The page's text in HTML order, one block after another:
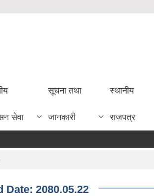
सेवा
सूचना तथा
जानकारी
स्थानीय
राजपत्र
2080.05.22